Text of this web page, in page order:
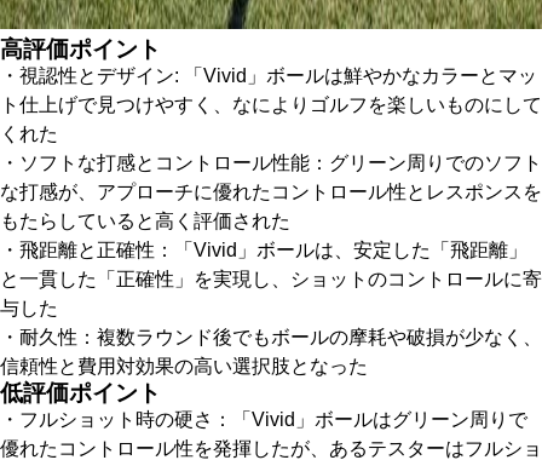
高評価ポイント
・視認性とデザイン: 「Vivid」ボールは鮮やかなカラーとマッ
ト仕上げで見つけやすく、なによりゴルフを楽しいものにして
くれた
・ソフトな打感とコントロール性能：グリーン周りでのソフト
な打感が、アプローチに優れたコントロール性とレスポンスを
もたらしていると高く評価された
・飛距離と正確性：「Vivid」ボールは、安定した「飛距離」
と一貫した「正確性」を実現し、ショットのコントロールに寄
与した
・耐久性：複数ラウンド後でもボールの摩耗や破損が少なく、
信頼性と費用対効果の高い選択肢となった
低評価ポイント
・フルショット時の硬さ：「Vivid」ボールはグリーン周りで
優れたコントロール性を発揮したが、あるテスターはフルショ